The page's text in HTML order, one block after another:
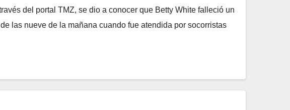
del portal TMZ, se dio a conocer que Betty White falleció un
las nueve de la mañana cuando fue atendida por socorristas